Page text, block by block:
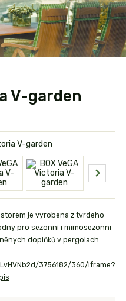
V-garden
je vyrobena z tvrdeho
pro sezonní i mimosezonni
doplňků v pergolach.
3756182/360/iframe?